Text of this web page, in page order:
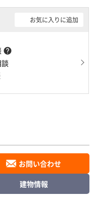
お気に入りに追加
help
談
お問い合わせ
建物情報